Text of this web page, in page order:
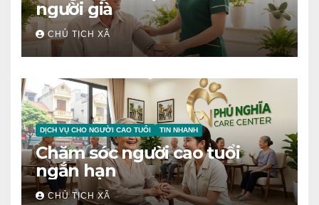
người già
CHỦ TỊCH XÃ
DỊCH VỤ CHO NGƯỜI CAO TUỔI TIN NHANH
Chăm sóc người cao tuổi
ngắn hạn
CHỦ TỊCH XÃ